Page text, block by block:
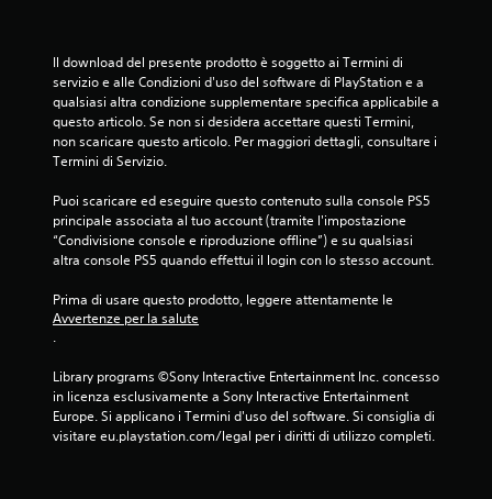
Il download del presente prodotto è soggetto ai Termini di
servizio e alle Condizioni d'uso del software di PlayStation e a
qualsiasi altra condizione supplementare specifica applicabile a
questo articolo. Se non si desidera accettare questi Termini,
non scaricare questo articolo. Per maggiori dettagli, consultare i
Termini di Servizio.
Puoi scaricare ed eseguire questo contenuto sulla console PS5
principale associata al tuo account (tramite l'impostazione
“Condivisione console e riproduzione offline”) e su qualsiasi
altra console PS5 quando effettui il login con lo stesso account.
Prima di usare questo prodotto, leggere attentamente le
Avvertenze per la salute
.
Library programs ©Sony Interactive Entertainment Inc. concesso
in licenza esclusivamente a Sony Interactive Entertainment
Europe. Si applicano i Termini d'uso del software. Si consiglia di
visitare eu.playstation.com/legal per i diritti di utilizzo completi.